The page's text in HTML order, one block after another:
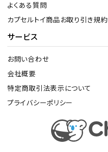
よくある質問
カプセルトイ商品お取り引き規約
サービス
お問い合わせ
会社概要
特定商取引法表示について
プライバシーポリシー